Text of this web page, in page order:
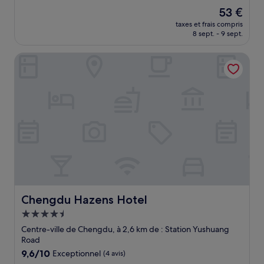
Le
nouveau
prix
de
53 €
53 €
taxes et frais compris
8 sept. - 9 sept.
Chengdu Hazens Hotel
Chengdu Hazens Hotel
Hébergement
4.5 étoiles
Centre-ville de Chengdu, à 2,6 km de : Station Yushuang
Road
9.6
9,6/10 Exceptionnel (4 avis)